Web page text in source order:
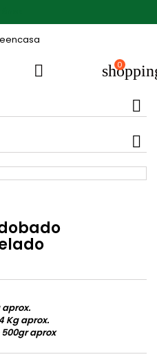
 0
Kg aprox.
aprox